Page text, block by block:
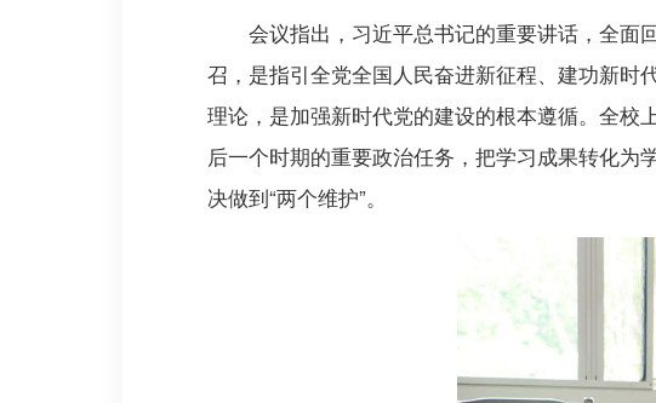
会议指出，习近平总书记的重要讲话，全面
召，是指引全党全国人民奋进新征程、建功新时
理论，是加强新时代党的建设的根本遵循。全校
后一个时期的重要政治任务，把学习成果转化为
决做到“两个维护”。